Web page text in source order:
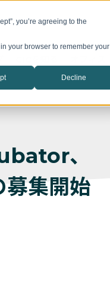
you’re agreeing to the
your browser to remember your
Decline
、
募集開始